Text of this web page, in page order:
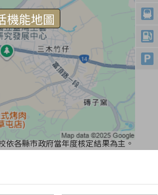
機能地圖
各縣市政府當年度核定結果為主。